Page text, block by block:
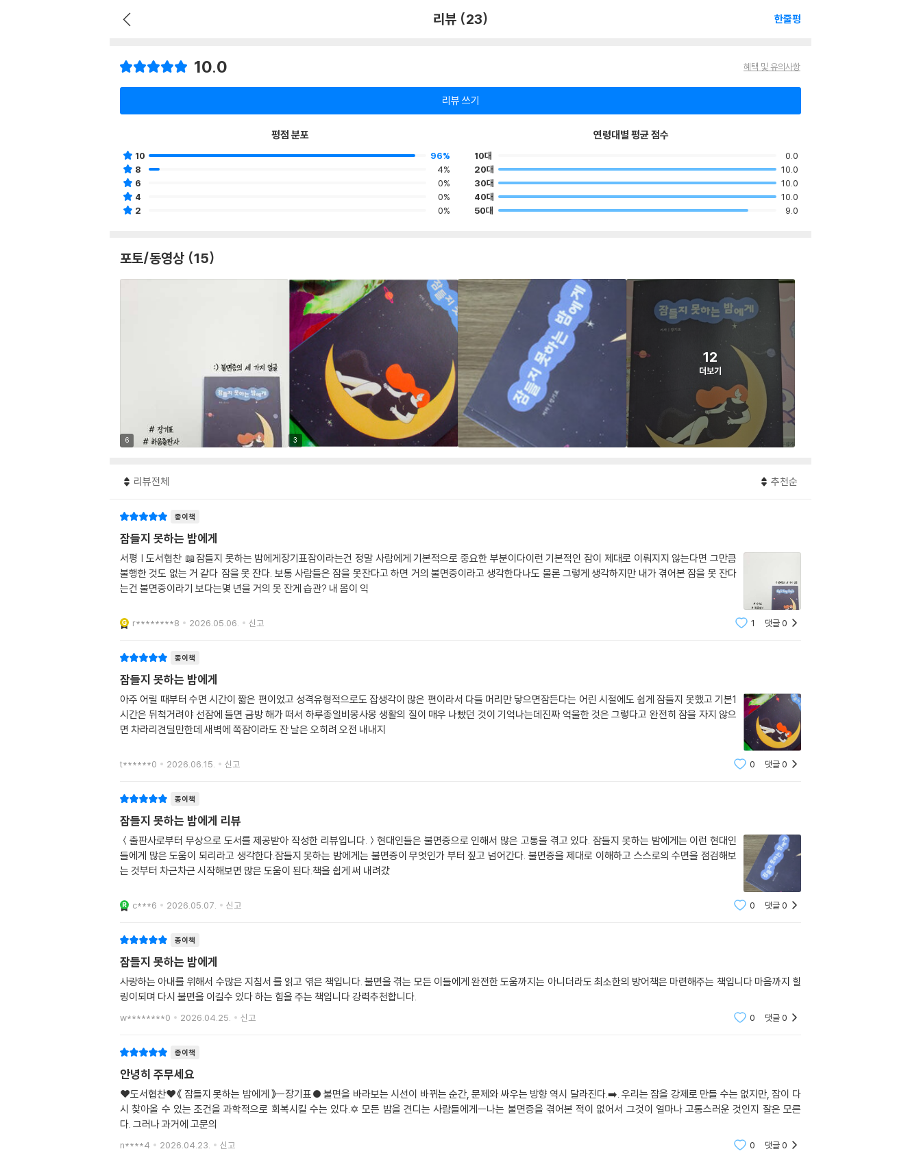
리뷰 (23) 한줄평
10.0 혜택 및 유의사항
리뷰 쓰기
평점 분포
10
96%
8
4%
6
0%
4
0%
2
0%
연령대별 평균 점수
10대
0.0
20대
10.0
30대
10.0
40대
10.0
50대
9.0
포토/동영상 (15)
6 3
12
더보기
리뷰전체 추천순
종이책
잠들지 못하는 밤에게
서평 | 도서협찬 📖잠들지 못하는 밤에게장기표잠이라는건 정말 사람에게 기본적으로 중요한 부분이다이런 기본적인 잠이 제대로 이뤄지지 않는다면 그만큼
불행한 것도 없는 거 같다 잠을 못 잔다. 보통 사람들은 잠을 못잔다고 하면 거의 불면증이라고 생각한다나도 물론 그렇게 생각하지만 내가 겪어본 잠을 못 잔다
는건 불면증이라기 보다는몇 년을 거의 못 잔게 습관? 내 몸이 익
r********8 2026.05.06. 신고 1 댓글0
종이책
잠들지 못하는 밤에게
아주 어릴 때부터 수면 시간이 짧은 편이었고 성격유형적으로도 잡생각이 많은 편이라서 다들 머리만 닿으면잠든다는 어린 시절에도 쉽게 잠들지 못했고 기본1
시간은 뒤척거려야 선잠에 들면 금방 해가 떠서 하루종일비몽사몽 생활의 질이 매우 나빴던 것이 기억나는데진짜 억울한 것은 그렇다고 완전히 잠을 자지 않으
면 차라리견딜만한데 새벽에 쪽잠이라도 잔 날은 오히려 오전 내내지
t******0 2026.06.15. 신고 0 댓글0
종이책
잠들지 못하는 밤에게 리뷰
＜출판사로부터 무상으로 도서를 제공받아 작성한 리뷰입니다.＞현대인들은 불면증으로 인해서 많은 고통을 겪고 있다. 잠들지 못하는 밤에게는 이런 현대인
들에게 많은 도움이 되리라고 생각한다.잠들지 못하는 밤에게는 불면증이 무엇인가 부터 짚고 넘어간다. 불면증을 제대로 이해하고 스스로의 수면을 점검해보
는 것부터 차근차근 시작해보면 많은 도움이 된다.책을 쉽게 써 내려갔
c***6 2026.05.07. 신고 0 댓글0
종이책
잠들지 못하는 밤에게
사랑하는 아내를 위해서 수많은 지침서 를 읽고 엮은 책입니다. 불면을 겪는 모든 이들에게 완전한 도움까지는 아니더라도 최소한의 방어책은 마련해주는 책입니다 마음까지 힐
링이되며 다시 불면을 이길수 있다 하는 힘을 주는 책입니다 강력추천합니다.
w********0 2026.04.25. 신고 0 댓글0
종이책
안녕히 주무세요
❤️도서협찬❤️《 잠들지 못하는 밤에게 》ㅡ장기표● 불면을 바라보는 시선이 바뀌는 순간, 문제와 싸우는 방향 역시 달라진다.➡️. 우리는 잠을 강제로 만들 수는 없지만, 잠이 다
시 찾아올 수 있는 조건을 과학적으로 회복시킬 수는 있다.✡️ 모든 밤을 견디는 사람들에게ㅡ나는 불면증을 겪어본 적이 없어서 그것이 얼마나 고통스러운 것인지 잘은 모른
다. 그러나 과거에 고문의
n****4 2026.04.23. 신고 0 댓글0